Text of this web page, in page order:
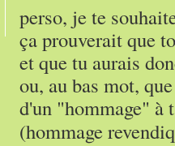
perso, je te
ça prouverait que
et que tu aurais
ou, au bas mot,
d'un "hommage" à
(hommage